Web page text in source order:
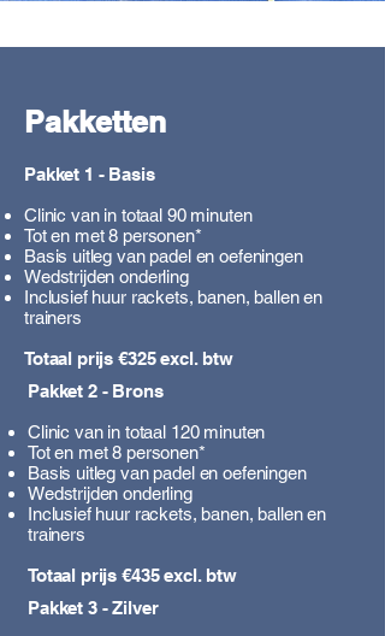
Pakketten
Pakket 1 - Basis
Clinic van in totaal 90 minuten
Tot en met 8 personen​*
Basis uitleg van padel en oefeningen
Wedstrijden onderling
​Inclusief huur rackets, banen, ballen en
trainers
Totaal prijs €325 excl. btw
Pakket 2 - Brons
Clinic van in totaal 120 minuten
Tot en met 8 personen​*
Basis uitleg van padel en oefeningen
Wedstrijden onderling
​Inclusief huur rackets, banen, ballen en
trainers
Totaal prijs €435 excl. btw
Pakket 3 - Zilver